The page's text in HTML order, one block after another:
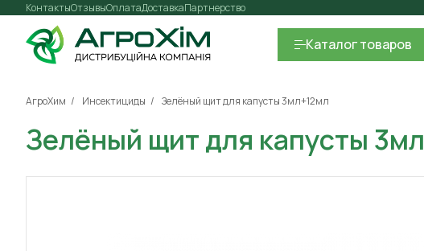
Контакты Оплата
Отзывы ДоставкаПартнерство
Каталогтоваров
АгроХим Инсектициды Зелёный щит для капусты 3мл+12мл
Зелёный щит для капусты